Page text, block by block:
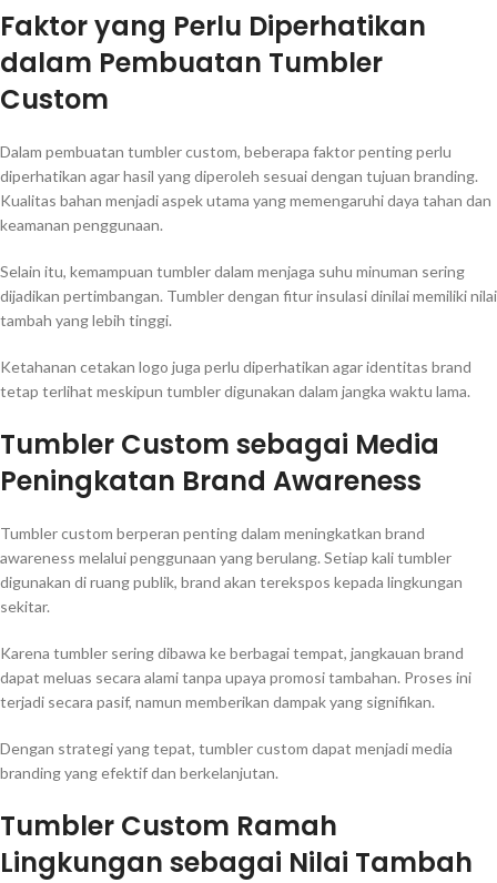
Faktor yang Perlu Diperhatikan
dalam Pembuatan Tumbler
Custom
Dalam pembuatan tumbler custom, beberapa faktor penting perlu
diperhatikan agar hasil yang diperoleh sesuai dengan tujuan branding.
Kualitas bahan menjadi aspek utama yang memengaruhi daya tahan dan
keamanan penggunaan.
Selain itu, kemampuan tumbler dalam menjaga suhu minuman sering
dijadikan pertimbangan. Tumbler dengan fitur insulasi dinilai memiliki nilai
tambah yang lebih tinggi.
Ketahanan cetakan logo juga perlu diperhatikan agar identitas brand
tetap terlihat meskipun tumbler digunakan dalam jangka waktu lama.
Tumbler Custom sebagai Media
Peningkatan Brand Awareness
Tumbler custom berperan penting dalam meningkatkan brand
awareness melalui penggunaan yang berulang. Setiap kali tumbler
digunakan di ruang publik, brand akan terekspos kepada lingkungan
sekitar.
Karena tumbler sering dibawa ke berbagai tempat, jangkauan brand
dapat meluas secara alami tanpa upaya promosi tambahan. Proses ini
terjadi secara pasif, namun memberikan dampak yang signifikan.
Dengan strategi yang tepat, tumbler custom dapat menjadi media
branding yang efektif dan berkelanjutan.
Tumbler Custom Ramah
Lingkungan sebagai Nilai Tambah